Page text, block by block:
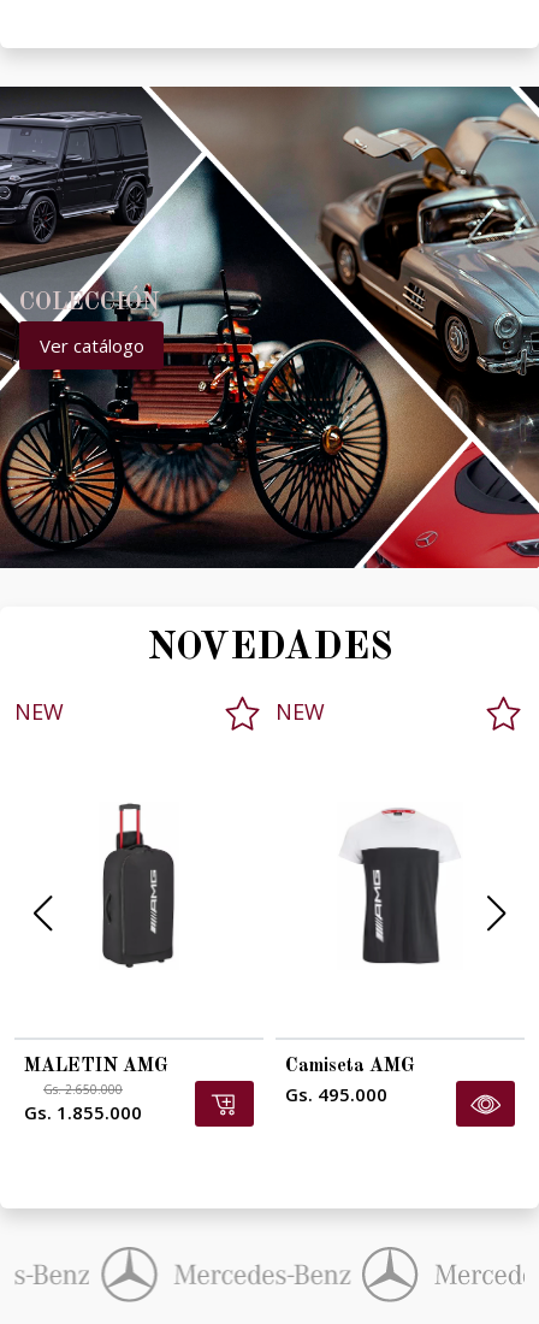
COLECCIÓN
Ver catálogo
NOVEDADES
NEW
MALETIN AMG
Gs. 2.650.000
Gs. 1.855.000
NEW
Camiseta AMG
Gs. 495.000